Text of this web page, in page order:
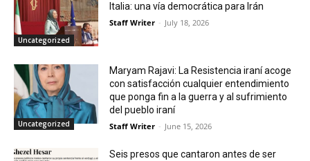
Uncategorized
Italia: una vía democrática para Irán
Staff Writer - July 18, 2026
Uncategorized
Maryam Rajavi: La Resistencia iraní acoge
con satisfacción cualquier entendimiento
que ponga fin a la guerra y al sufrimiento
del pueblo iraní
Staff Writer - June 15, 2026
Seis presos que cantaron antes de ser